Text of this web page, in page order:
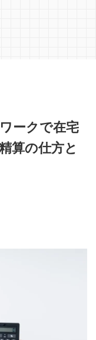
ークで在宅
算の仕方と